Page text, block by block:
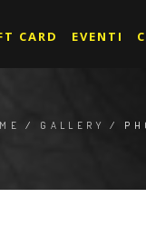
CARD EVENTI
/ GALLERY /